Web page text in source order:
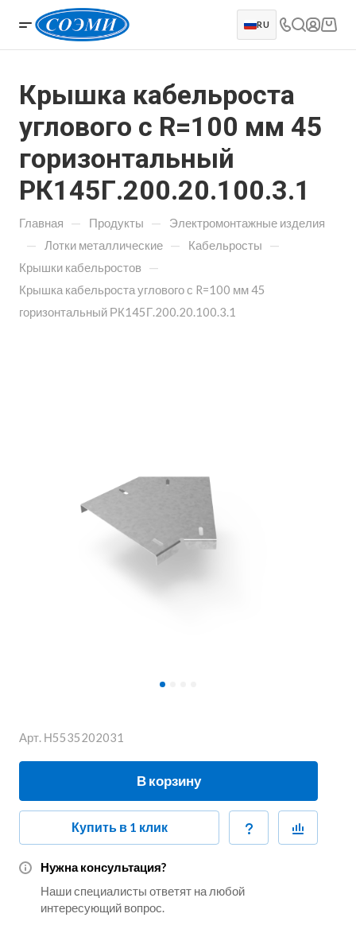
RU
Крышка кабельроста
углового с R=100 мм 45
горизонтальный
РК145Г.200.20.100.3.1
Главная — Продукты — Электромонтажные изделия
— Лотки металлические — Кабельросты —
Крышки кабельростов —
Крышка кабельроста углового с R=100 мм 45
горизонтальный РК145Г.200.20.100.3.1
Арт. Н5535202031
В корзину
Купить в 1 клик
Нужна консультация?
Наши специалисты ответят на любой
интересующий вопрос.